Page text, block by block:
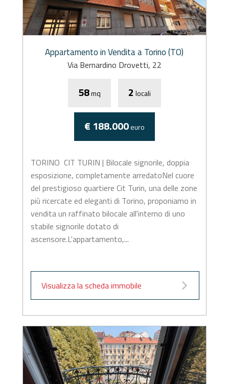
Appartamento in Vendita a Torino (TO)
Via Bernardino Drovetti, 22
58mq 2 locali
€ 188.000euro
TORINO  CIT TURIN | Bilocale signorile, doppia
esposizione, completamente arredatoNel cuore
del prestigioso quartiere Cit Turin, una delle zone
più ricercate ed eleganti di Torino, proponiamo in
vendita un raffinato bilocale all'interno di uno
stabile signorile dotato di
ascensore.L'appartamento,...
Visualizza la scheda immobile